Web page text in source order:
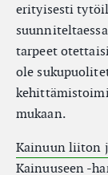
erityisesti
tarpeet
ole
mukaan.
Kainuun liiton
Kainuuseen -